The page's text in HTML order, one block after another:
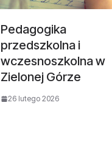
Pedagogika
przedszkolna i
wczesnoszkolna w
Zielonej Górze
26 lutego 2026